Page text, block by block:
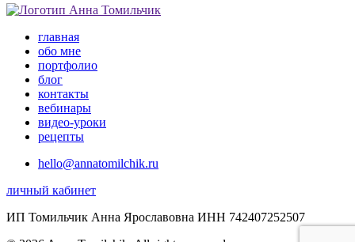
главная
обо мне
портфолио
блог
контакты
вебинары
видео-уроки
рецепты
hello@annatomilchik.ru
личный кабинет
ИП Томильчик Анна Ярославовна ИНН 742407252507